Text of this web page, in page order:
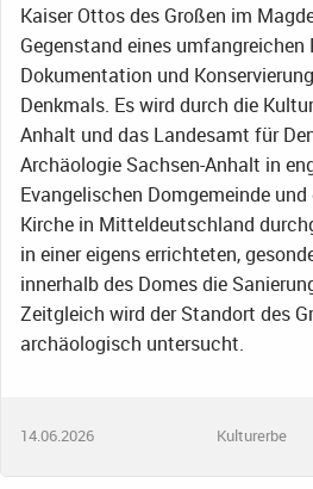
Kaiser Ottos des Großen im
Gegenstand eines umfangreichen
Dokumentation und
Denkmals. Es wird durch die
Anhalt und das Landesamt für
Archäologie Sachsen-Anhalt in
Evangelischen Domgemeinde
Kirche in Mitteldeutschland
in einer eigens errichteten,
innerhalb des Domes die
Zeitgleich wird der Standort des
archäologisch untersucht.
14.06.2026 Kulturerbe